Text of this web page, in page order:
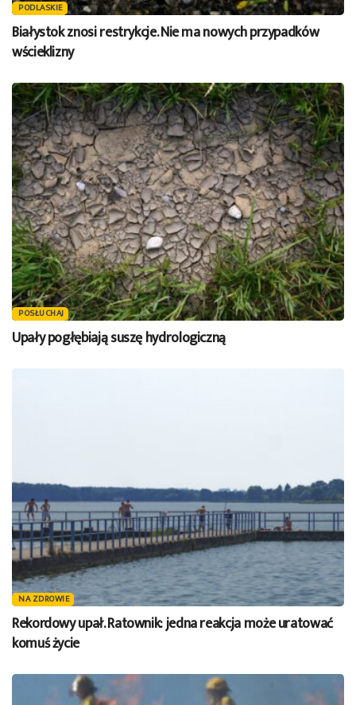
PODLASKIE
Białystok znosi restrykcje. Nie ma nowych przypadków
wścieklizny
POSŁUCHAJ
Upały pogłębiają suszę hydrologiczną
NA ZDROWIE
Rekordowy upał. Ratownik: jedna reakcja może uratować
komuś życie